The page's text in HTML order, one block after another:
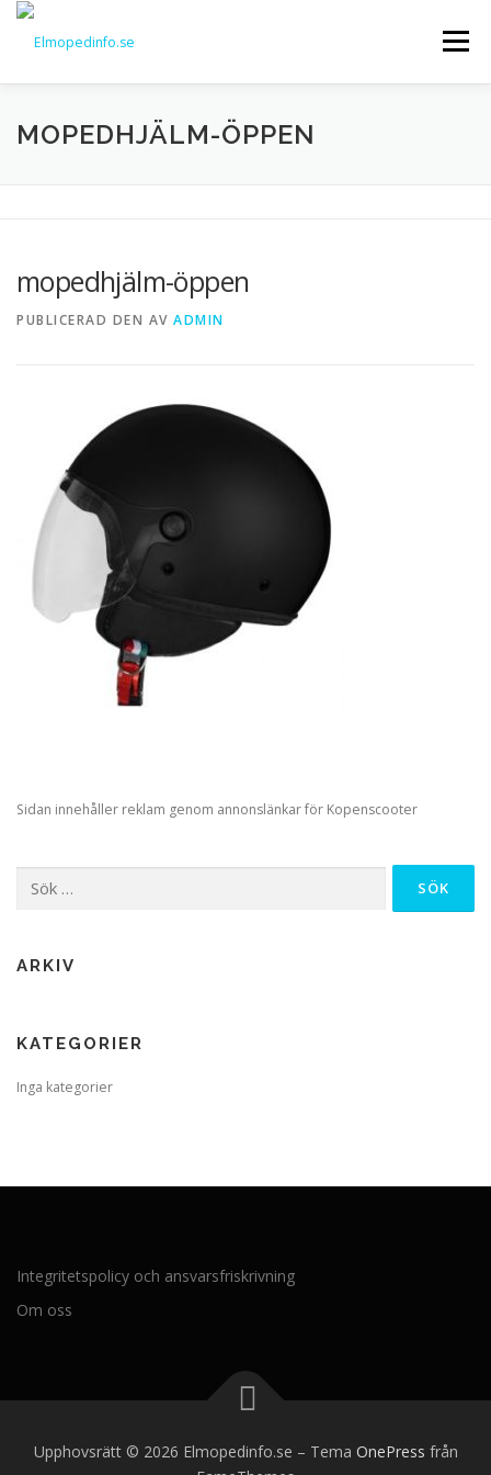
Hoppa
innehåll
Meny
TESTER AV ELMOPEDER
KONTAKT
MOPEDHJÄLM-ÖPPEN
mopedhjälm-öppen
PUBLICERAD DEN AV ADMIN
Sidan innehåller reklam genom annonslänkar för Kopenscooter
efter:
ARKIV
KATEGORIER
Inga kategorier
Integritetspolicy och ansvarsfriskrivning
Om oss
Upphovsrätt © 2026 Elmopedinfo.se – Tema OnePress från